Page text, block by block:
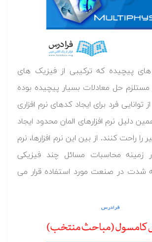
پیچیده که ترکیبی از فیزیک های
حل معادلات بسیار پیچیده بوده
فرد برای ایجاد کدهای نرم افزاری
دلیل نرم افزارهای المان محدود ایجاد
راحت کنند. از بین این نرم افزارها، نرم
زمینه محاسبات مسائل چند فیزیکی
شدت در صنعت مورد استفاده قرار می